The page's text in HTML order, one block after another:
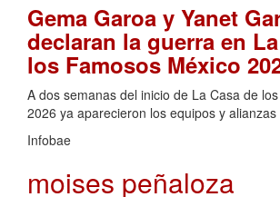
Gema Garoa y Yanet
declaran la guerra en
los Famosos México
A dos semanas del inicio de La Casa de
2026 ya aparecieron los equipos y alianzas
Infobae
moises peñaloza